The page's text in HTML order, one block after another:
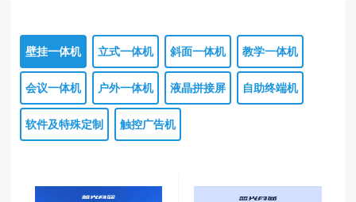
壁挂一体机 立式一体机 斜面一体机 教学一体机
会议一体机 户外一体机 液晶拼接屏 自助终端机
软件及特殊定制 触控广告机